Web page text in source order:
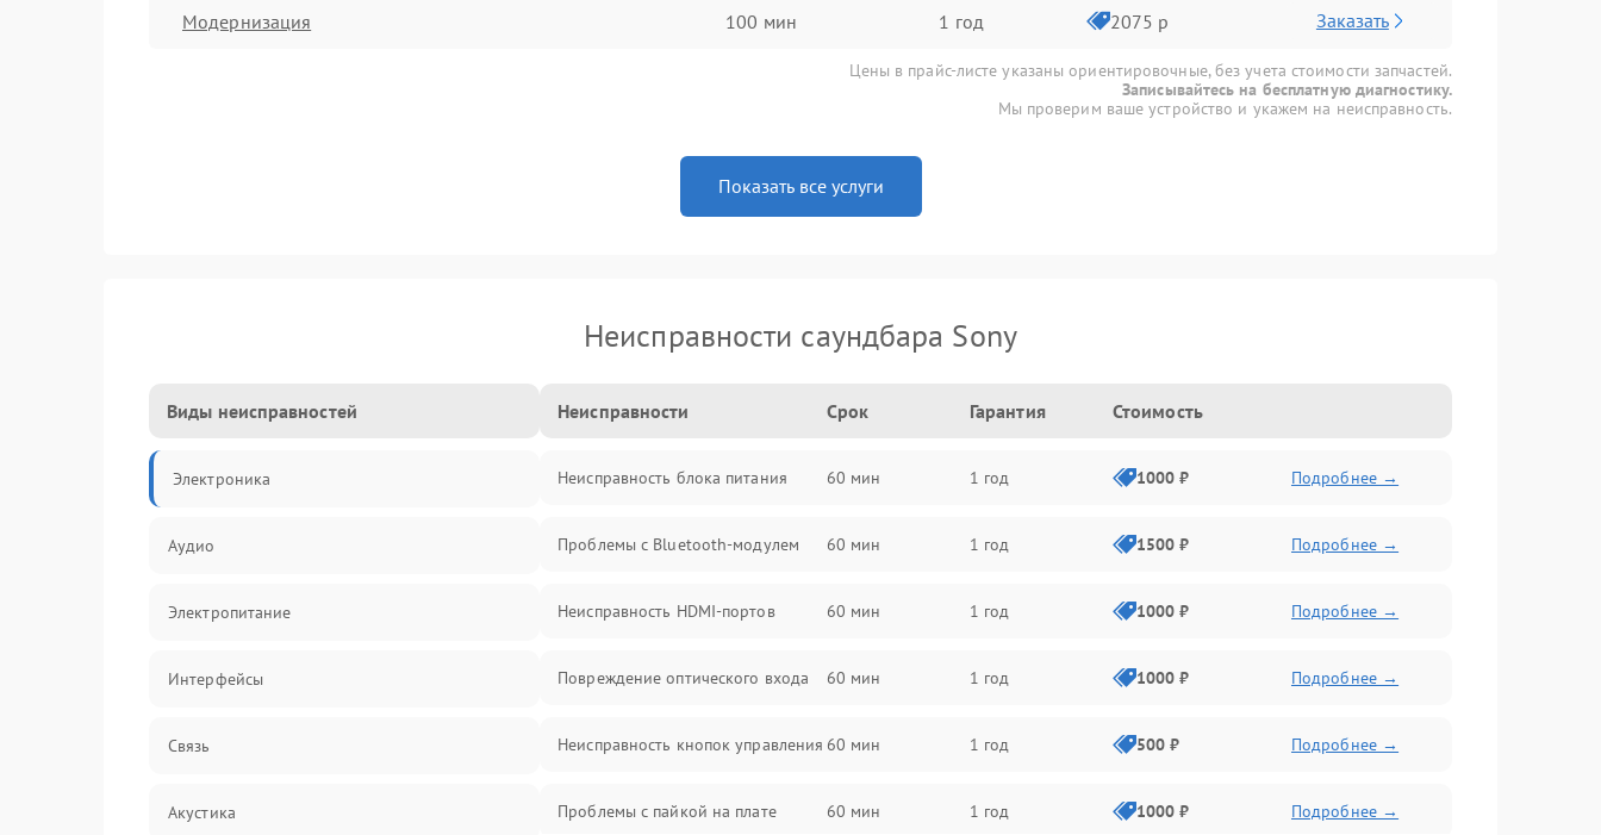
Модернизация 100 мин 1 год 2075 р Заказать
Цены в прайс-листе указаны ориентировочные, без учета стоимости запчастей.
Записывайтесь на бесплатную диагностику.
Мы проверим ваше устройство и укажем на неисправность.
Показать все услуги
Неисправности саундбара Sony
Виды неисправностей
Электроника
Аудио
Электропитание
Интерфейсы
Связь
Акустика
Неисправности Срок Гарантия Стоимость
Неисправность блока питания 60 мин 1 год 1000 ₽ Подробнее →
Проблемы с Bluetooth-модулем 60 мин 1 год 1500 ₽ Подробнее →
Неисправность HDMI-портов 60 мин 1 год 1000 ₽ Подробнее →
Повреждение оптического входа 60 мин 1 год 1000 ₽ Подробнее →
Неисправность кнопок управления 60 мин 1 год 500 ₽ Подробнее →
Проблемы с пайкой на плате 60 мин 1 год 1000 ₽ Подробнее →